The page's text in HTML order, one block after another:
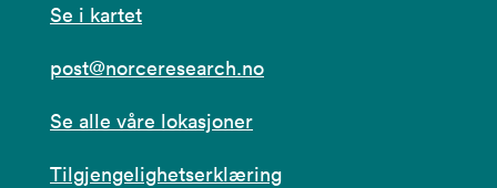
Se i kartet
post@norceresearch.no
Se alle våre lokasjoner
Tilgjengelighetserklæring